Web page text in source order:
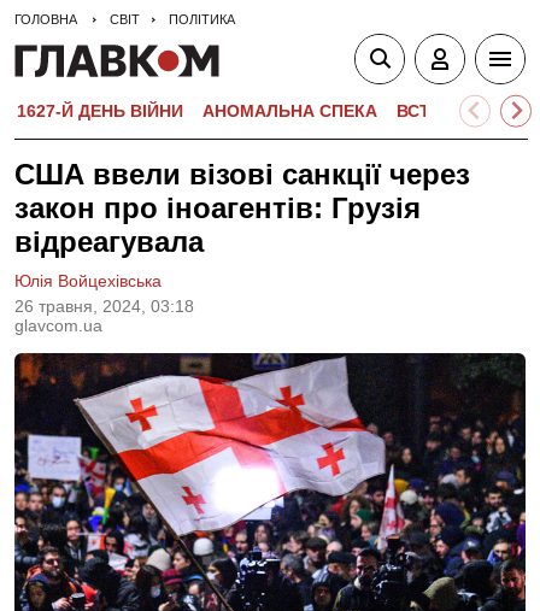
ГОЛОВНА СВІТ ПОЛІТИКА
1627-Й ДЕНЬ ВІЙНИ АНОМАЛЬНА СПЕКА ВСТУПНА
США ввели візові санкції через
закон про іноагентів: Грузія
відреагувала
26 травня, 2024, 03:18
glavcom.ua
Юлія Войцехівська